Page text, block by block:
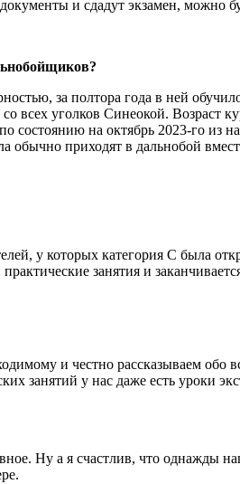
и сдадут экзамен, можно
за полтора года в ней
всех уголков Синеокой. Возраст
состоянию на октябрь 2023-го из
обычно приходят в дальнобой
у которых категория С была
занятия и
и честно рассказываем
занятий у нас даже есть уроки
Ну а я счастлив, что однажды